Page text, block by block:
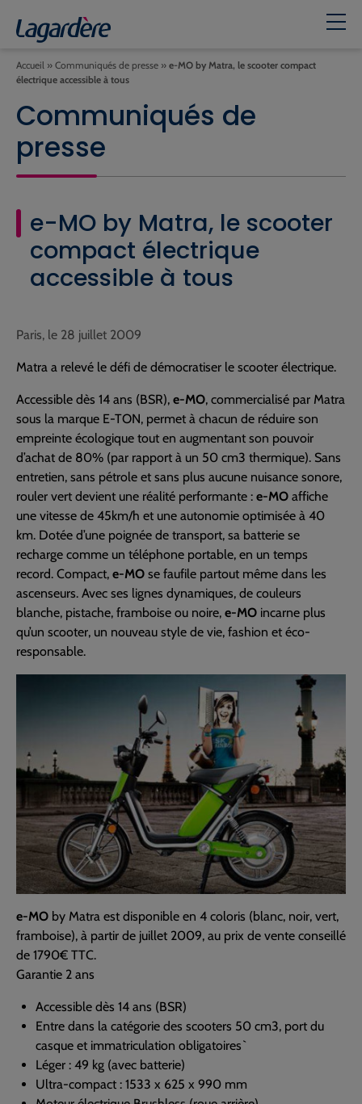
Accueil » Communiqués de presse » e-MO by Matra, le scooter compact
électrique accessible à tous
Communiqués de
presse
e-MO by Matra, le scooter
compact électrique
accessible à tous
Paris, le 28 juillet 2009
Matra a relevé le défi de démocratiser le scooter électrique.
Accessible dès 14 ans (BSR), e-MO, commercialisé par Matra
sous la marque E-TON, permet à chacun de réduire son
empreinte écologique tout en augmentant son pouvoir
d’achat de 80% (par rapport à un 50 cm3 thermique). Sans
entretien, sans pétrole et sans plus aucune nuisance sonore,
rouler vert devient une réalité performante : e-MO affiche
une vitesse de 45km/h et une autonomie optimisée à 40
km. Dotée d’une poignée de transport, sa batterie se
recharge comme un téléphone portable, en un temps
record. Compact, e-MO se faufile partout même dans les
ascenseurs. Avec ses lignes dynamiques, de couleurs
blanche, pistache, framboise ou noire, e-MO incarne plus
qu’un scooter, un nouveau style de vie, fashion et éco-
responsable.
e-MO by Matra est disponible en 4 coloris (blanc, noir, vert,
framboise), à partir de juillet 2009, au prix de vente conseillé
de 1790€ TTC.
Garantie 2 ans
Accessible dès 14 ans (BSR)
Entre dans la catégorie des scooters 50 cm3, port du
casque et immatriculation obligatoires`
Léger : 49 kg (avec batterie)
Ultra-compact : 1533 x 625 x 990 mm